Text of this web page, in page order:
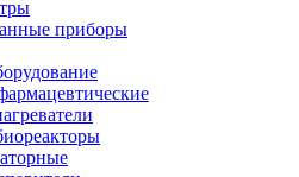
приборы